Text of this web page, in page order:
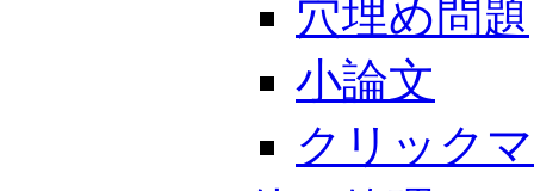
穴埋め問題
小論文
クリック